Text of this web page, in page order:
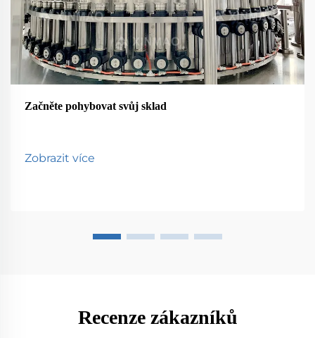
Začněte pohybovat svůj sklad
Zobrazit více
Recenze zákazníků